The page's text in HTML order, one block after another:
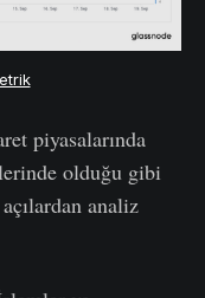
piyasalarında
olduğu gibi
analiz